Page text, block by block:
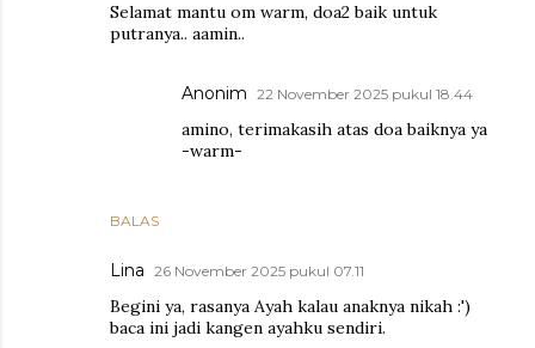
Selamat mantu om warm, doa2 baik untuk
putranya.. aamin..
BALAS
Anonim 22 November 2025 pukul 18.44
amino, terimakasih atas doa baiknya ya
-warm-
Lina 26 November 2025 pukul 07.11
Begini ya, rasanya Ayah kalau anaknya nikah :')
baca ini jadi kangen ayahku sendiri.